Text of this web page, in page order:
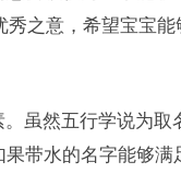
秀之意，希望宝宝
虽然五行学说为取
带水的名字能够满